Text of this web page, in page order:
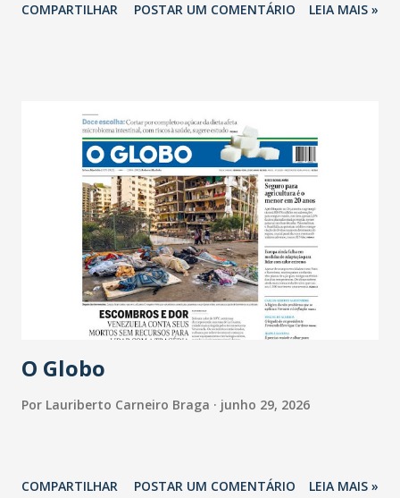
COMPARTILHAR POSTAR UM COMENTÁRIO LEIA MAIS »
O Globo
Por Lauriberto Carneiro Braga junho 29, 2026
COMPARTILHAR POSTAR UM COMENTÁRIO LEIA MAIS »